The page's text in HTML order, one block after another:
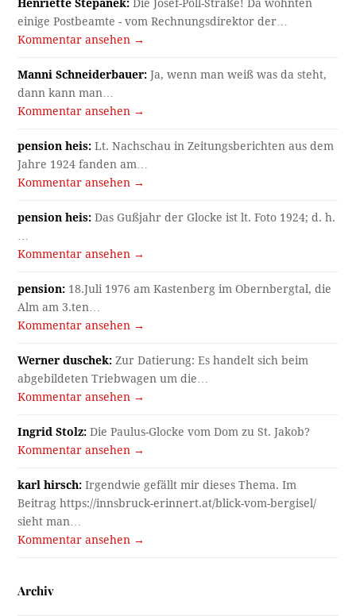
Henriette Stepanek: Die Josef-Pöll-Straße! Da wohnten
einige Postbeamte - vom Rechnungsdirektor der…
Kommentar ansehen →
Manni Schneiderbauer: Ja, wenn man weiß was da steht,
dann kann man…
Kommentar ansehen →
pension heis: Lt. Nachschau in Zeitungsberichten aus dem
Jahre 1924 fanden am…
Kommentar ansehen →
pension heis: Das Gußjahr der Glocke ist lt. Foto 1924; d. h.
Kommentar ansehen →
pension: 18.Juli 1976 am Kastenberg im Obernbergtal, die
Alm am 3.ten…
Kommentar ansehen →
Werner duschek: Zur Datierung: Es handelt sich beim
abgebildeten Triebwagen um die…
Kommentar ansehen →
Ingrid Stolz: Die Paulus-Glocke vom Dom zu St. Jakob?
Kommentar ansehen →
karl hirsch: Irgendwie gefällt mir dieses Thema. Im
Beitrag https://innsbruck-erinnert.at/blick-vom-bergisel/
sieht man…
Kommentar ansehen →
Archiv